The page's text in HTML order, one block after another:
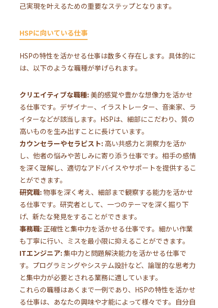
己実現を叶えるための重要なステップとなります。
HSPに向いている仕事
HSPの特性を活かせる仕事は数多く存在します。具体的に
は、以下のような職種が挙げられます。
クリエイティブな職種: 美的感覚や豊かな想像力を活かせ
る仕事です。デザイナー、イラストレーター、音楽家、ラ
イターなどが該当します。HSPは、細部にこだわり、質の
高いものを生み出すことに長けています。
カウンセラーやセラピスト: 高い共感力と洞察力を活か
し、他者の悩みや苦しみに寄り添う仕事です。相手の感情
を深く理解し、適切なアドバイスやサポートを提供するこ
とができます。
研究職: 物事を深く考え、細部まで観察する能力を活かせ
る仕事です。研究者として、一つのテーマを深く掘り下
げ、新たな発見をすることができます。
事務職: 正確性と集中力を活かせる仕事です。細かい作業
も丁寧に行い、ミスを最小限に抑えることができます。
ITエンジニア: 集中力と問題解決能力を活かせる仕事で
す。プログラミングやシステム設計など、論理的な思考力
と集中力が必要とされる業務に適しています。
これらの職種はあくまで一例であり、HSPの特性を活かせ
る仕事は、あなたの興味や才能によって様々です。自分自